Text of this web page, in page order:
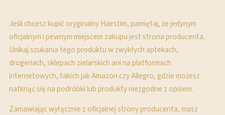
Jeśli chcesz kupić oryginalny Hairstim, pamiętaj, że jedynym
oficjalnym i pewnym miejscem zakupu jest strona producenta.
Unikaj szukania tego produktu w zwykłych aptekach,
drogeriach, sklepach zielarskich ani na platformach
internetowych, takich jak Amazon czy Allegro, gdzie możesz
natknąć się na podróbki lub produkty niezgodne z opisem.
Zamawiając wyłącznie z oficjalnej strony producenta, masz